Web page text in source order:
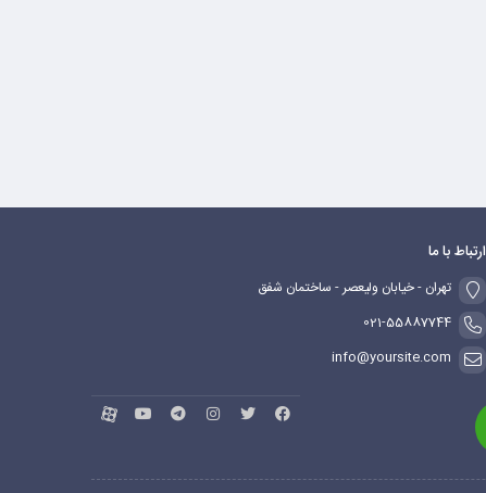
ارتباط با ما
تهران - خیابان ولیعصر - ساختمان شفق
021-55887744
info@yoursite.com